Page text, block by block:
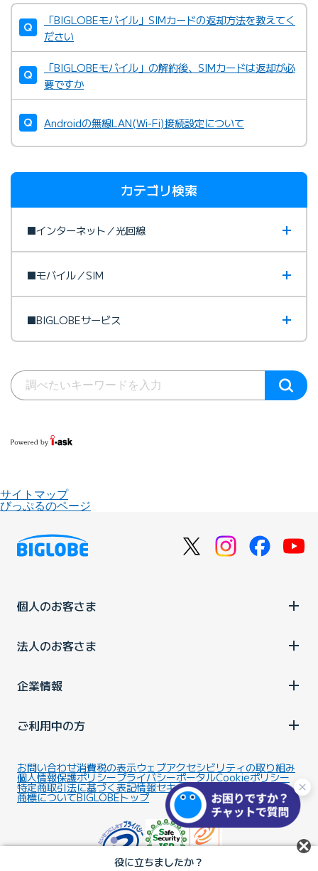
役に立ちましたか？
「BIGLOBEモバイル」SIMカードの返却方法を教えてく
ださい
「BIGLOBEモバイル」の解約後、SIMカードは返却が必
要ですか
Androidの無線LAN(Wi-Fi)接続設定について
カテゴリ検索
■インターネット／光回線
■モバイル／SIM
■BIGLOBEサービス
サイトマップ
びっぷるのページ
個人のお客さま
法人のお客さま
企業情報
ご利用中の方
お問い合わせ消費税の表示ウェブアクセシビリティの取り組み
個人情報保護ポリシープライバシーポータルCookieポリシー
特定商取引法に基づく表記情報セキュリティ基本方針
商標についてBIGLOBEトップ